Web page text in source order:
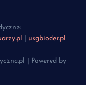
usgbioder.pl
| Powered by